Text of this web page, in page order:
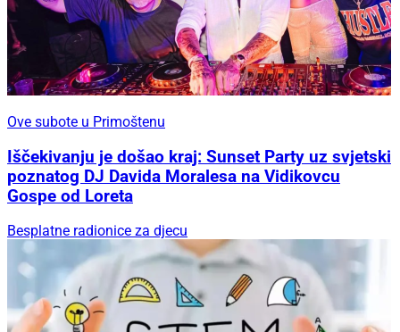
Ove subote u Primoštenu
Iščekivanju je došao kraj: Sunset Party uz svjetski
poznatog DJ Davida Moralesa na Vidikovcu
Gospe od Loreta
Besplatne radionice za djecu